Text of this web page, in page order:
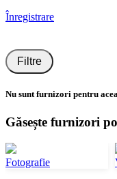
Înregistrare
Filtre
Nu sunt furnizori pentru
Găsește furnizori
Fotografie